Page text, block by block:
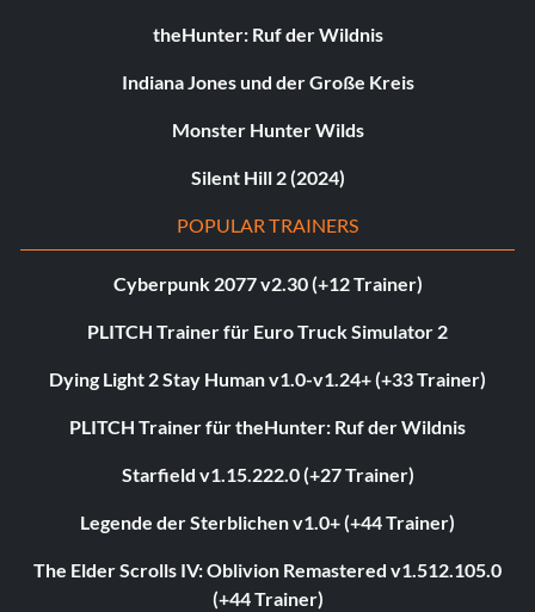
theHunter: Ruf der Wildnis
Indiana Jones und der Große Kreis
Monster Hunter Wilds
Silent Hill 2 (2024)
POPULAR TRAINERS
Cyberpunk 2077 v2.30 (+12 Trainer)
PLITCH Trainer für Euro Truck Simulator 2
Dying Light 2 Stay Human v1.0-v1.24+ (+33 Trainer)
PLITCH Trainer für theHunter: Ruf der Wildnis
Starfield v1.15.222.0 (+27 Trainer)
Legende der Sterblichen v1.0+ (+44 Trainer)
The Elder Scrolls IV: Oblivion Remastered v1.512.105.0
(+44 Trainer)